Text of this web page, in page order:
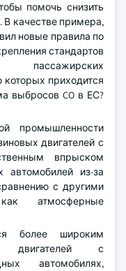
помочь снизить
В качестве примера,
новые правила по
стандартов
пассажирских
приходится
выбросов CO в ЕС?
промышленности
двигателей с
впрыском
из-за
с другими
атмосферные
более широким
двигателей с
автомобилях,